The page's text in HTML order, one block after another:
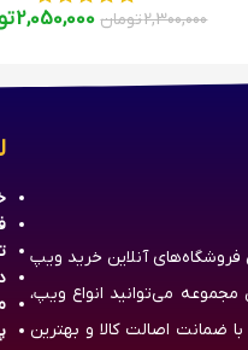
2,300,000تومان 2,050,000
آنلاین خرید ویپ
می‌توانید انواع ویپ،
ضمانت اصالت کالا و بهترین